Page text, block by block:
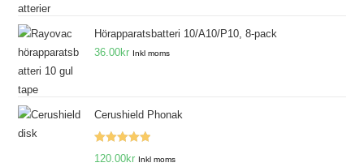
Hörapparatsbatteri 10/A10/P10, 8-pack
36.00kr Inkl moms
Cerushield Phonak
Betygsatt
120.00kr Inkl moms